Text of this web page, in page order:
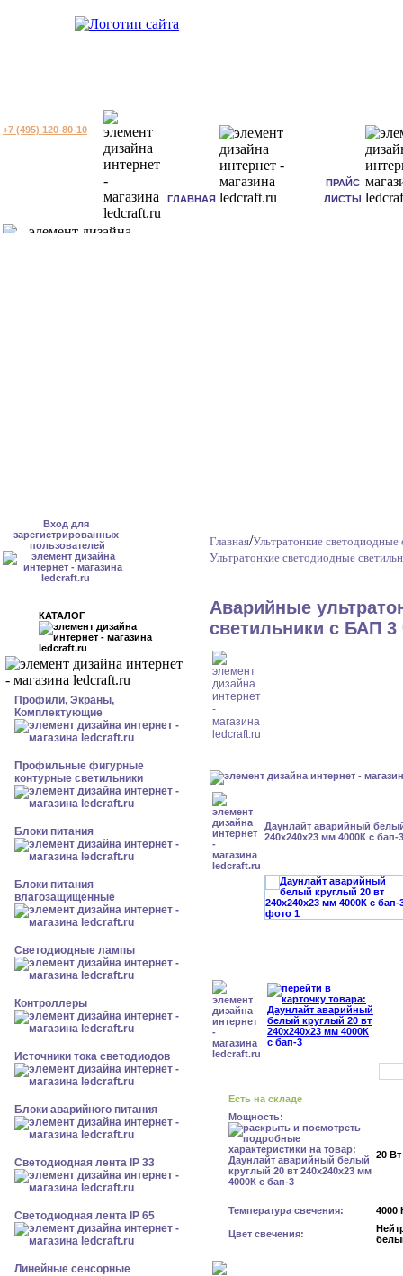
+7 (495) 120-80-10
ГЛАВНАЯ
ПРАЙС
ЛИСТЫ
Вход для
зарегистрированных
пользователей
КАТАЛОГ
Профили, Экраны,
Комплектующие
Профильные фигурные
контурные светильники
Блоки питания
Блоки питания
влагозащищенные
Светодиодные лампы
Контроллеры
Источники тока светодиодов
Блоки аварийного питания
Светодиодная лента IP 33
Светодиодная лента IP 65
Линейные сенсорные
Главная/Ультратонкие
Ультратонкие светодиодные
Аварийные
светильники с БАП 3
Даунлайт аварийный
240x240x23 мм 4000К с бап-3
Есть на складе
Мощность:
20 Вт
Температура свечения: 4000
Цвет свечения: